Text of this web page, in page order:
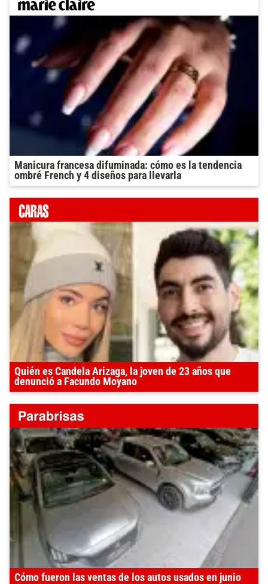
Manicura francesa difuminada: cómo es la tendencia
ombré French y 4 diseños para llevarla
Quién es Candela Arizaga, la joven de 23 años que
denunció a Facundo Moyano
Cómo fueron las ventas de los autos usados en junio